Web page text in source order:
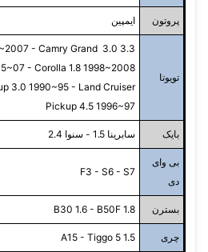
پروتون ایمپین
تویوتا
- Camry Grand 3.0 3.3
- Corolla 1.8 1998~2008
3.0 1990~95 - Land Cruiser
Pickup 4.5 1996~97
بایک سابرینا 1.5 - سنوا 2.4
بی وای
دی
F3 - S6 - S7
بسترن B30 1.6 - B50F 1.8
چری A15 - Tiggo 5 1.5